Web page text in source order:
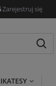
Zarejestruj się